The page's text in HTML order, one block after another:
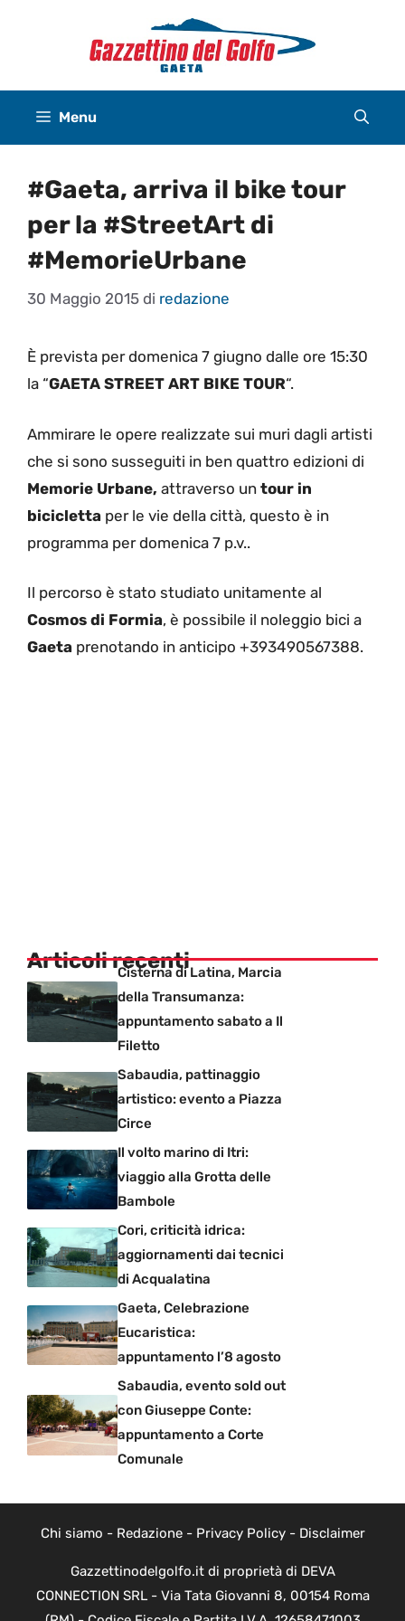
Menu
#Gaeta, arriva il bike tour
per la #StreetArt di
#MemorieUrbane
30 Maggio 2015 di redazione
È prevista per domenica 7 giugno dalle ore 15:30
la “GAETA STREET ART BIKE TOUR“.
Ammirare le opere realizzate sui muri dagli artisti
che si sono susseguiti in ben quattro edizioni di
Memorie Urbane, attraverso un tour in
bicicletta per le vie della città, questo è in
programma per domenica 7 p.v..
Il percorso è stato studiato unitamente al
Cosmos di Formia, è possibile il noleggio bici a
Gaeta prenotando in anticipo +393490567388.
Articoli recentiCisterna di Latina, Marcia
della Transumanza:
appuntamento sabato a Il
Filetto
Sabaudia, pattinaggio
artistico: evento a Piazza
Circe
Il volto marino di Itri:
viaggio alla Grotta delle
Bambole
Cori, criticità idrica:
aggiornamenti dai tecnici
di Acqualatina
Gaeta, Celebrazione
Eucaristica:
appuntamento l’8 agosto
Sabaudia, evento sold out
con Giuseppe Conte:
appuntamento a Corte
Comunale
Chi siamo - Redazione- Privacy Policy- Disclaimer
Gazzettinodelgolfo.it di proprietà di DEVA
CONNECTION SRL - Via Tata Giovanni 8, 00154 Roma